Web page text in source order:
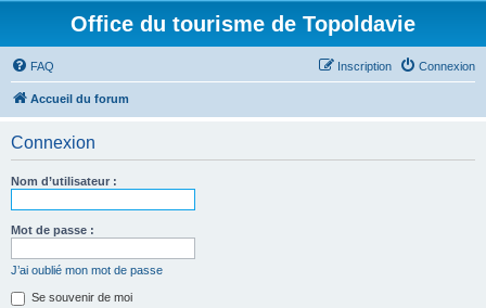
Office du tourisme de Topoldavie
FAQ Connexion
Inscription
Accueil du forum
Connexion
Nom d’utilisateur :
Mot de passe :
J’ai oublié mon mot de passe
Se souvenir de moi